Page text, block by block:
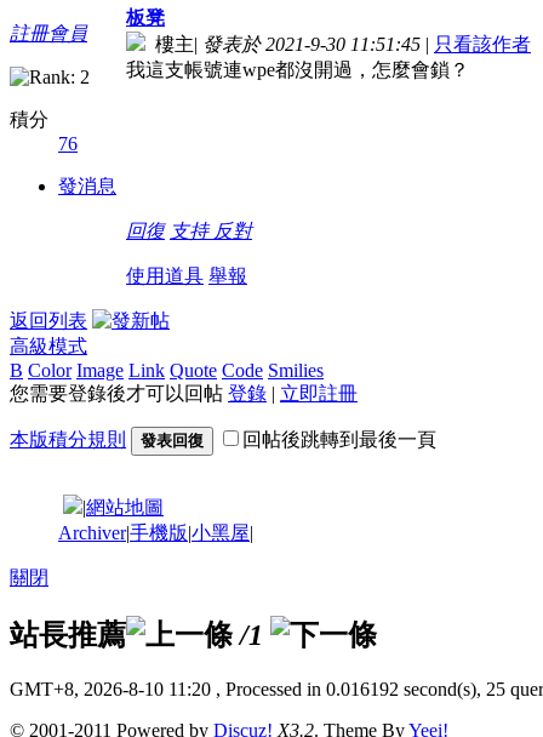
註冊會員
積分
76
發消息
板凳
樓主| 發表於 2021-9-30 11:51:45 | 只看該作者
我這支帳號連wpe都沒開過，怎麼會鎖？
回復 支持 反對
使用道具 舉報
返回列表
高級模式
B Color Image Link Quote Code Smilies
您需要登錄後才可以回帖 登錄 | 立即註冊
本版積分規則 發表回復 回帖後跳轉到最後一頁
|網站地圖
Archiver|手機版|小黑屋|
關閉
站長推薦 /1
GMT+8, 2026-8-10 11:20 , Processed in 0.016192 second(s), 25
© 2001-2011 Powered by Discuz! X3.2. Theme ByYeei!